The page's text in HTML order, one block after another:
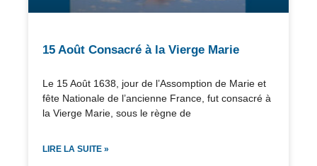
15 Août Consacré à la Vierge Marie
Le 15 Août 1638, jour de l’Assomption de Marie et
fête Nationale de l’ancienne France, fut consacré à
la Vierge Marie, sous le règne de
LIRE LA SUITE »